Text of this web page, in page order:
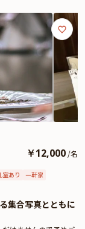
￥12,000 /名
室あり
一軒家
集合写真とともに